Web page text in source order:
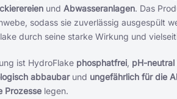
und Abwasseranlagen. Das
sodass sie zuverlässig ausgespült
durch seine starke Wirkung und
ist HydroFlake phosphatfrei, pH-neutral
abbaubarund ungefährlich für die
Prozesse legen.